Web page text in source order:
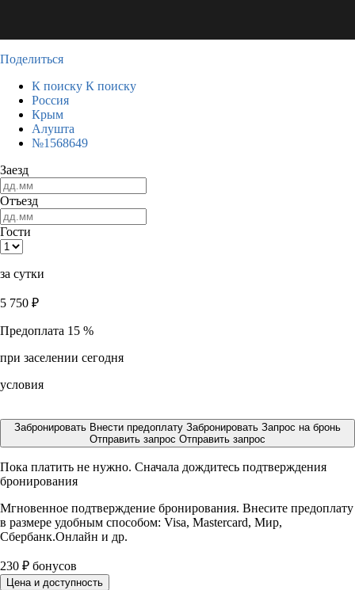
Поделиться
К поиску К поиску
Россия
Крым
Алушта
№1568649
Заезд
Отъезд
Гости
за сутки
5 750 ₽
Предоплата 15 %
при заселении сегодня
условия
Забронировать Внести предоплату Забронировать Запрос на бронь
Отправить запрос Отправить запрос
Пока платить не нужно. Сначала дождитесь подтверждения
бронирования
Мгновенное подтверждение бронирования. Внесите предоплату
в размере удобным способом: Visa, Mastercard, Мир,
Сбербанк.Онлайн и др.
230 ₽ бонусов
Цена и доступность